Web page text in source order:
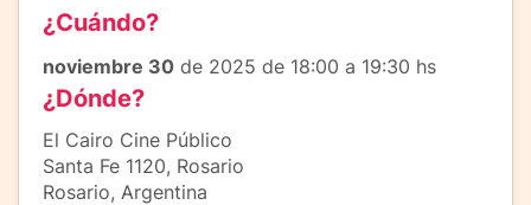
¿Cuándo?
noviembre 30 de 2025 de 18:00 a 19:30 hs
¿Dónde?
El Cairo Cine Público
Santa Fe 1120, Rosario
Rosario, Argentina